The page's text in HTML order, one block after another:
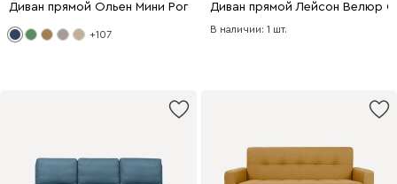
Диван прямой Ольен Мини Рогожка Синий
+107
Диван прямой Лейсон Велюр
В наличии: 1 шт.